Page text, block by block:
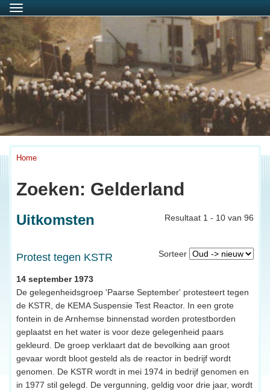
Menu
Home
Zoeken: Gelderland
Resultaat 1 - 10 van 96
Uitkomsten
Sorteer
Protest tegen KSTR
14 september 1973
De gelegenheidsgroep 'Paarse September' protesteert tegen
de KSTR, de KEMA Suspensie Test Reactor. In een grote
fontein in de Arnhemse binnenstad worden protestborden
geplaatst en het water is voor deze gelegenheid paars
gekleurd. De groep verklaart dat de bevolking aan groot
gevaar wordt bloot gesteld als de reactor in bedrijf wordt
genomen. De KSTR wordt in mei 1974 in bedrijf genomen en
in 1977 stil gelegd. De vergunning, geldig voor drie jaar, wordt